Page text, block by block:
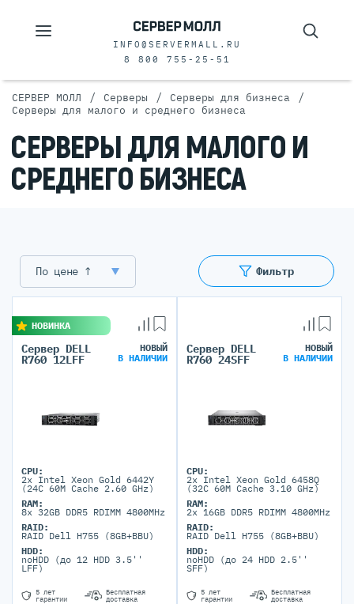
INFO@SERVERMALL.RU
8 800 755-25-51
СЕРВЕР МОЛЛ / Серверы / Серверы для бизнеса /
Серверы для малого и среднего бизнеса
СЕРВЕРЫ ДЛЯ МАЛОГО И
СРЕДНЕГО БИЗНЕСА
Фильтр
По цене ↑
НОВИНКА
Сервер DELL
R760 12LFF
НОВЫЙ
В НАЛИЧИИ
CPU:
2x Intel Xeon Gold 6442Y
(24C 60M Cache 2.60 GHz)
RAM:
8x 32GB DDR5 RDIMM 4800MHz
RAID:
RAID Dell H755 (8GB+BBU)
HDD:
noHDD (до 12 HDD 3.5''
LFF)
5 лет
гарантии
Бесплатная
доставка
Сервер DELL
R760 24SFF
НОВЫЙ
В НАЛИЧИИ
CPU:
2x Intel Xeon Gold 6458Q
(32C 60M Cache 3.10 GHz)
RAM:
2x 16GB DDR5 RDIMM 4800MHz
RAID:
RAID Dell H755 (8GB+BBU)
HDD:
noHDD (до 24 HDD 2.5''
SFF)
5 лет
гарантии
Бесплатная
доставка